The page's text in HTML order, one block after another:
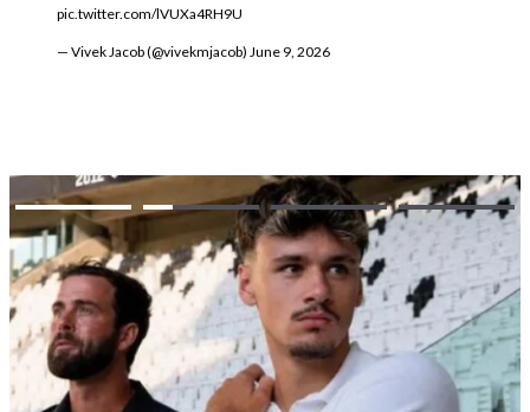
pic.twitter.com/lVUXa4RH9U
— Vivek Jacob (@vivekmjacob) June 9, 2026